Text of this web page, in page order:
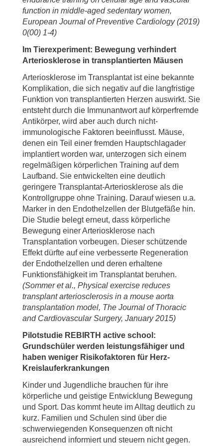
function in middle-aged sedentary women,
European Journal of Preventive Cardiology (2019)
0(00) 1-4)
Im Tierexperiment: Bewegung verhindert
Arteriosklerose in transplantierten Mäusen
Arteriosklerose im Transplantat ist eine bekannte
Komplikation, die sich negativ auf die langfristige
Funktion von transplantierten Herzen auswirkt. Sie
entsteht durch die Immunantwort auf körperfremde
Antikörper, wird aber auch durch nicht-
immunologische Faktoren beeinflusst. Mäuse,
denen ein Teil einer fremden Hauptschlagader
implantiert worden war, unterzogen sich einem
regelmäßigen körperlichen Training auf dem
Laufband. Sie entwickelten eine deutlich
geringere Transplantat-Arteriosklerose als die
Kontrollgruppe ohne Training. Darauf wiesen u.a.
Marker in den Endothelzellen der Blutgefäße hin.
Die Studie belegt erneut, dass körperliche
Bewegung einer Arteriosklerose nach
Transplantation vorbeugen. Dieser schützende
Effekt dürfte auf eine verbesserte Regeneration
der Endothelzellen und deren erhaltene
Funktionsfähigkeit im Transplantat beruhen.
(Sommer et al., Physical exercise reduces
transplant arteriosclerosis in a mouse aorta
transplantation model, The Journal of Thoracic
and Cardiovascular Surgery, January 2015)
Pilotstudie REBIRTH active school:
Grundschüler werden leistungsfähiger und
haben weniger Risikofaktoren für Herz-
Kreislauferkrankungen
Kinder und Jugendliche brauchen für ihre
körperliche und geistige Entwicklung Bewegung
und Sport. Das kommt heute im Alltag deutlich zu
kurz. Familien und Schulen sind über die
schwerwiegenden Konsequenzen oft nicht
ausreichend informiert und steuern nicht gegen.